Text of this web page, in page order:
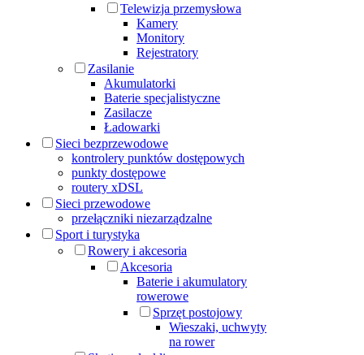
Telewizja przemysłowa
Kamery
Monitory
Rejestratory
Zasilanie
Akumulatorki
Baterie specjalistyczne
Zasilacze
Ładowarki
Sieci bezprzewodowe
kontrolery punktów dostępowych
punkty dostępowe
routery xDSL
Sieci przewodowe
przełączniki niezarządzalne
Sport i turystyka
Rowery i akcesoria
Akcesoria
Baterie i akumulatory
rowerowe
Sprzęt postojowy
Wieszaki, uchwyty
na rower